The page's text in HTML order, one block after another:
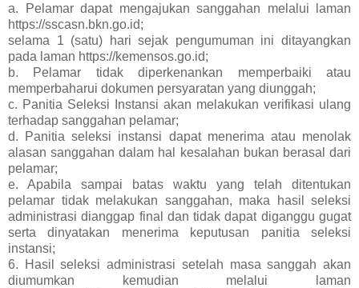
a. Pelamar dapat mengajukan sanggahan melalui laman
https://sscasn.bkn.go.id;
selama 1 (satu) hari sejak pengumuman ini ditayangkan
pada laman https://kemensos.go.id;
b. Pelamar tidak diperkenankan memperbaiki atau
memperbaharui dokumen persyaratan yang diunggah;
c. Panitia Seleksi Instansi akan melakukan verifikasi ulang
terhadap sanggahan pelamar;
d. Panitia seleksi instansi dapat menerima atau menolak
alasan sanggahan dalam hal kesalahan bukan berasal dari
pelamar;
e. Apabila sampai batas waktu yang telah ditentukan
pelamar tidak melakukan sanggahan, maka hasil seleksi
administrasi dianggap final dan tidak dapat diganggu gugat
serta dinyatakan menerima keputusan panitia seleksi
instansi;
6. Hasil seleksi administrasi setelah masa sanggah akan
diumumkan kemudian melalui laman